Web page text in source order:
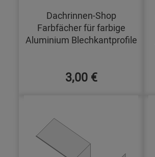
Dachrinnen-Shop
Farbfächer für farbige
Aluminium Blechkantprofile
3,00 €